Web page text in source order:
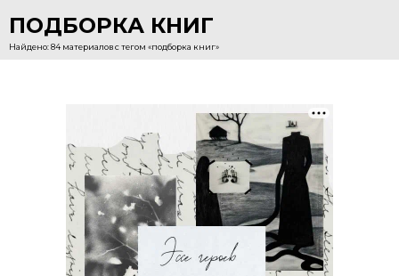
ПОДБОРКА КНИГ
Найдено: 84 материалов с тегом «подборка книг»